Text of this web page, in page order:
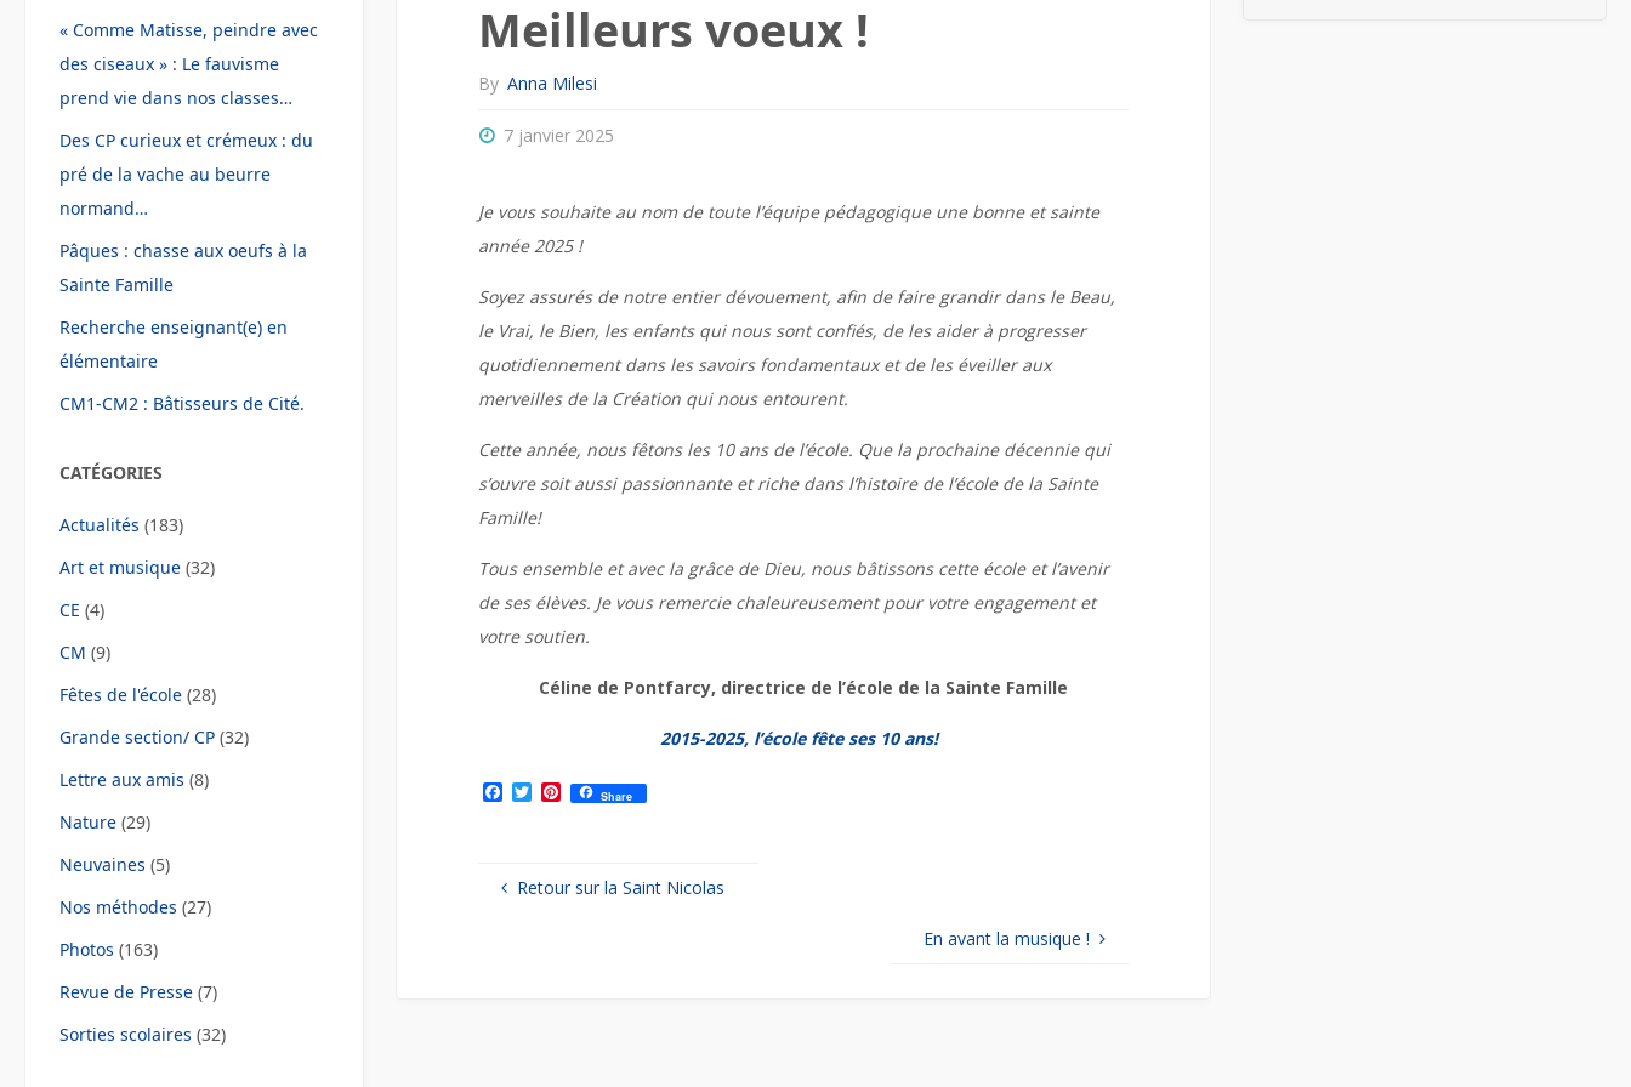
Meilleurs voeux !
By Anna Milesi
7 janvier 2025
Je vous souhaite au nom de toute l’équipe pédagogique une bonne et sainte
année 2025 !
Soyez assurés de notre entier dévouement, afin de faire grandir dans le Beau,
le Vrai, le Bien, les enfants qui nous sont confiés, de les aider à progresser
quotidiennement dans les savoirs fondamentaux et de les éveiller aux
merveilles de la Création qui nous entourent.
Cette année, nous fêtons les 10 ans de l’école. Que la prochaine décennie qui
s’ouvre soit aussi passionnante et riche dans l’histoire de l’école de la Sainte
Famille!
Tous ensemble et avec la grâce de Dieu, nous bâtissons cette école et l’avenir
de ses élèves. Je vous remercie chaleureusement pour votre engagement et
votre soutien.
Céline de Pontfarcy, directrice de l’école de la Sainte Famille
2015-2025, l’école fête ses 10 ans!
F
o
T
e
P
r
Share
Retour sur la Saint Nicolas
En avant la musique !
« Comme Matisse, peindre avec
des ciseaux » : Le fauvisme
prend vie dans nos classes…
Des CP curieux et crémeux : du
pré de la vache au beurre
normand…
Pâques : chasse aux oeufs à la
Sainte Famille
Recherche enseignant(e) en
élémentaire
CM1-CM2 : Bâtisseurs de Cité.
CATÉGORIES
Actualités (183)
Art et musique (32)
CE (4)
CM (9)
Fêtes de l'école (28)
Grande section/ CP (32)
Lettre aux amis (8)
Nature (29)
Neuvaines (5)
Nos méthodes (27)
Photos (163)
Revue de Presse (7)
Sorties scolaires (32)